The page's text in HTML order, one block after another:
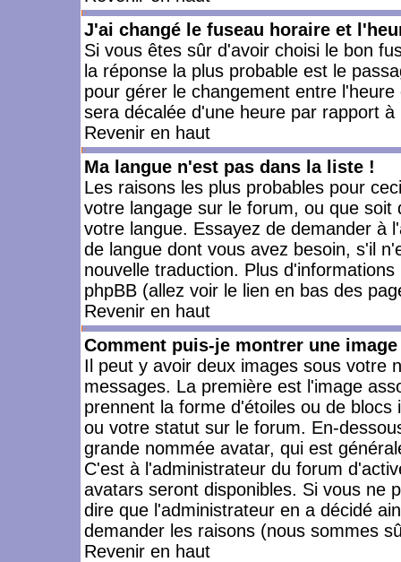
J'ai changé le fuseau horaire et
Si vous êtes sûr d'avoir choisi le bon
la réponse la plus probable est le
pour gérer le changement entre
sera décalée d'une heure par rapport à
Revenir en haut
Ma langue n'est pas dans la liste !
Les raisons les plus probables pour
votre langage sur le forum, ou que
votre langue. Essayez de demander à
de langue dont vous avez besoin, s'il
nouvelle traduction. Plus
phpBB (allez voir le lien en bas des
Revenir en haut
Comment puis-je montrer une
Il peut y avoir deux images sous votre
messages. La première est l'image
prennent la forme d'étoiles ou de
ou votre statut sur le forum. En-
grande nommée avatar, qui est
C'est à l'administrateur du forum
avatars seront disponibles. Si vous ne
dire que l'administrateur en a décidé
demander les raisons (nous sommes
Revenir en haut